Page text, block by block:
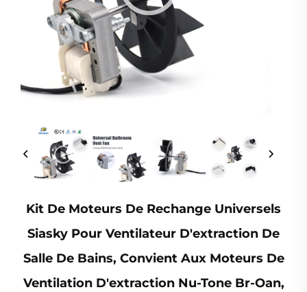
Kit De Moteurs De Rechange Universels
Siasky Pour Ventilateur D'extraction De
Salle De Bains, Convient Aux Moteurs De
Ventilation D'extraction Nu-Tone Br-Oan,